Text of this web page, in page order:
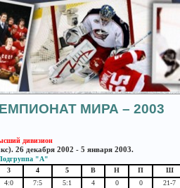
МИРА – 2003
дивизион
26 декабря 2002 - 5 января 2003.
"А"
3 4 5 В Н П Ш
4:0 7:5 5:1 4 0 0 21-7